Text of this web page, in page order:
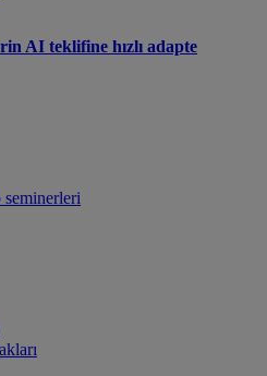
AI teklifine hızlı adapte